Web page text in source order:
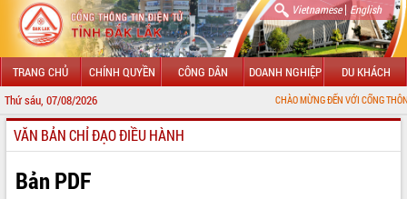
Vietnamese| English
TRANG CHỦ CHÍNH QUYỀN CÔNG DÂN DOANH NGHIỆP DU KHÁCH
Thứ sáu, 07/08/2026 CHÀO MỪNG ĐẾN VỚI CỔNG THÔNG TIN
GIỚI THIỆU
LÃNH ĐẠO UBND TỈNH
VĂN BẢN CHỈ ĐẠO ĐIỀU HÀNH
Bản PDF